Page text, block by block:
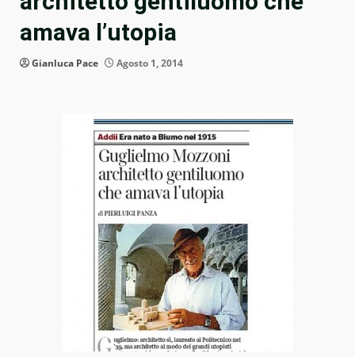
amava l’utopia
Gianluca Pace Agosto 1, 2014